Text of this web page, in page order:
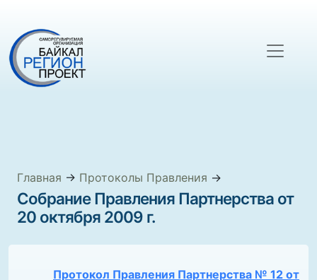
Главная → Протоколы Правления →
Собрание Правления Партнерства от
20 октября 2009 г.
Протокол Правления Партнерства № 12 от